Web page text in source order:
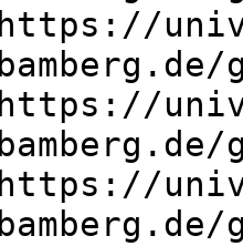
https://
https://
https://